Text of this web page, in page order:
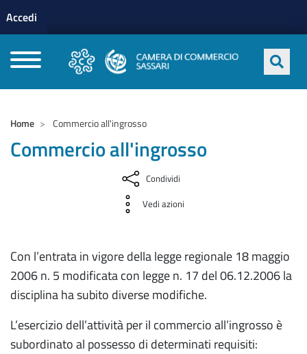
profilo utente
Accedi
Home Commercio all'ingrosso
Commercio all'ingrosso
Condividi
Vedi azioni
Con l’entrata in vigore della legge regionale 18 maggio
2006 n. 5 modificata con legge n. 17 del 06.12.2006 la
disciplina ha subito diverse modifiche.
L’esercizio dell’attività per il commercio all’ingrosso è
subordinato al possesso di determinati requisiti: